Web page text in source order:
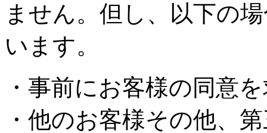
ません。但し、以下の
います。
・事前にお客様の同意
・他のお客様その他、